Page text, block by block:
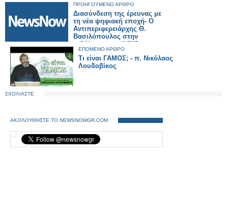
ΠΡΟΗΓΟΥΜΕΝΟ ΑΡΘΡΟ
Διασύνδεση της έρευνας με
τη νέα ψηφιακή εποχή- Ο
Αντιπεριφερειάρχης Θ.
Βασιλόπουλος στην
εκδήλωση του ΙΝΒΙΣ
ΕΠΟΜΕΝΟ ΑΡΘΡΟ
Τι είναι ΓΑΜΟΣ; - π. Νικόλαος
Λουδοβίκος
ΣΧΟΛΙΑΣΤΕ
ΑΚΟΛΟΥΘΗΣΤΕ ΤΟ NEWSNOWGR.COM